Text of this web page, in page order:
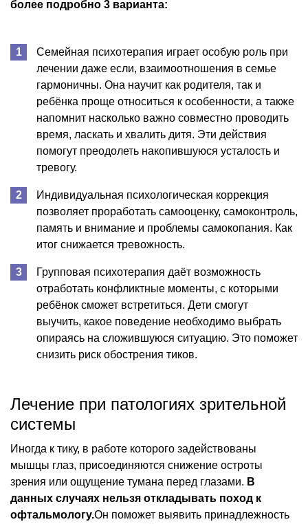
более подробно 3 варианта:
Семейная психотерапия играет особую роль при
лечении даже если, взаимоотношения в семье
гармоничны. Она научит как родителя, так и
ребёнка проще относиться к особенности, а также
напомнит насколько важно совместно проводить
время, ласкать и хвалить дитя. Эти действия
помогут преодолеть накопившуюся усталость и
тревогу.
Индивидуальная психологическая коррекция
позволяет проработать самооценку, самоконтроль,
память и внимание и проблемы самокопания. Как
итог снижается тревожность.
Групповая психотерапия даёт возможность
отработать конфликтные моменты, с которыми
ребёнок сможет встретиться. Дети смогут
выучить, какое поведение необходимо выбрать
опираясь на сложившуюся ситуацию. Это поможет
снизить риск обострения тиков.
Лечение при патологиях зрительной
системы
Иногда к тику, в работе которого задействованы
мышцы глаз, присоединяются снижение остроты
зрения или ощущение тумана перед глазами. В
данных случаях нельзя откладывать поход к
офтальмологу.Он поможет выявить принадлежность